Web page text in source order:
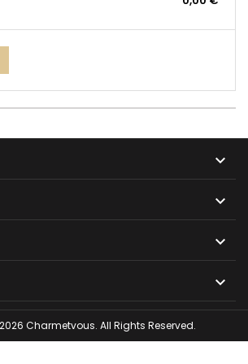




Charmetvous. All Rights Reserved.